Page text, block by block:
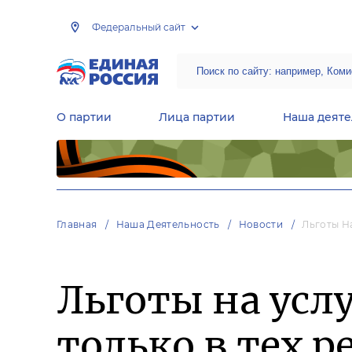
Федеральный сайт
О партии Лица партии Наша
Главная Наша Деятельность Новости Льготы
Льготы на